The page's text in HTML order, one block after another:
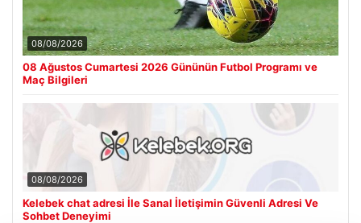
08/08/2026
08 Ağustos Cumartesi 2026 Gününün Futbol Programı ve
Maç Bilgileri
08/08/2026
Kelebek chat adresi İle Sanal İletişimin Güvenli Adresi Ve
Sohbet Deneyimi